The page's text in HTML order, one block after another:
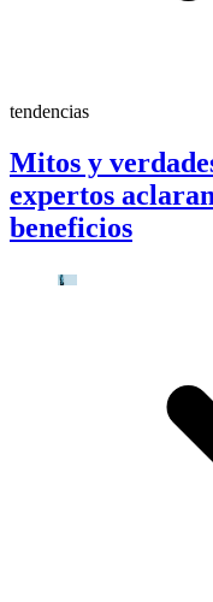
tendencias
Mitos y
expertos
beneficios